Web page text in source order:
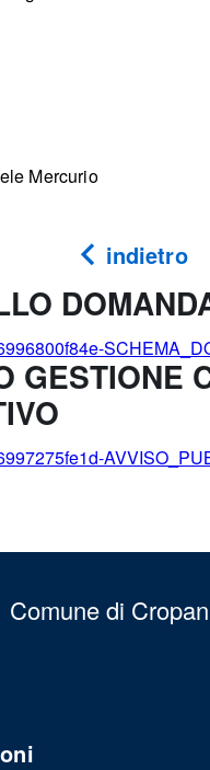
Mercurio
indietro
GESTIONE
Comune di